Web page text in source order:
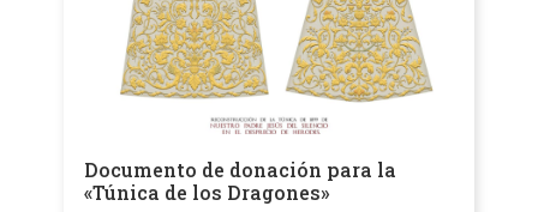
Documento de donación para la
«Túnica de los Dragones»